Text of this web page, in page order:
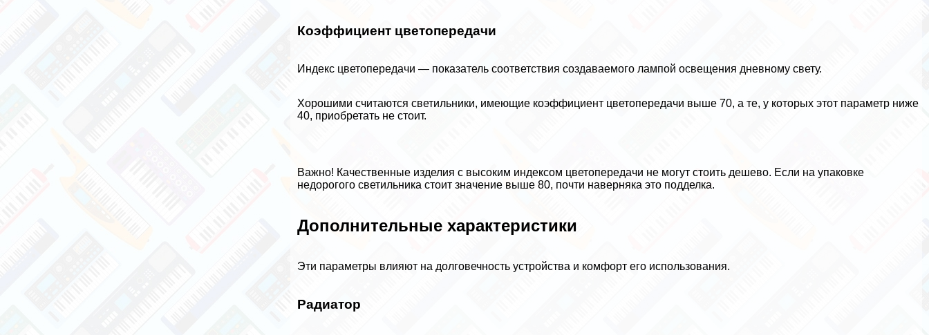
Коэффициент цветопередачи
Индекс цветопередачи — показатель соответствия создаваемого лампой освещения дневному свету.
Хорошими считаются светильники, имеющие коэффициент цветопередачи выше 70, а те, у которых этот параметр ниже
40, приобретать не стоит.
Важно! Качественные изделия с высоким индексом цветопередачи не могут стоить дешево. Если на упаковке
недорогого светильника стоит значение выше 80, почти наверняка это подделка.
Дополнительные хаpaктеристики
Эти параметры влияют на долговечность устройства и комфорт его использования.
Радиатор